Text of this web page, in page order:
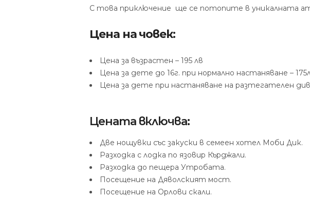
С това приключение ще се потопите в уникалната
Цена на човек:
Цена за възрастен – 195 лв
Цена за дете до 16г. при нормално настаняване –
Цена за дете при настаняване на разтегателен
Цената включва:
Две нощувки със закуски в семеен хотел Моби Дик.
Разходка с лодка по язовир Кърджали.
Разходка до пещера Утробата.
Посещение на Дяволският мост.
Посещение на Орлови скали.